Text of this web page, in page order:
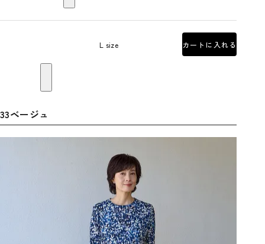
L size カートに入れる
33ベージュ